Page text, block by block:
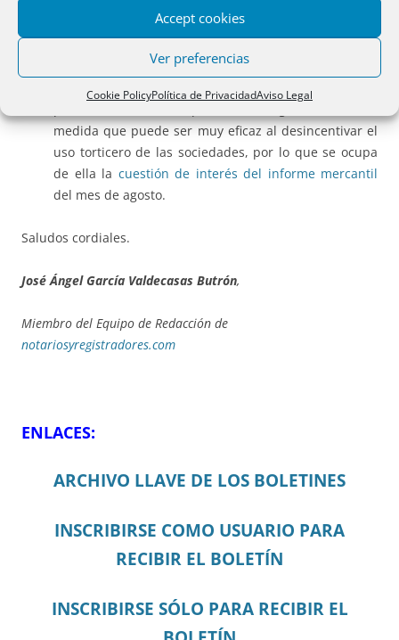
Accept cookies
Ver preferencias
Cookie PolicyPolítica de PrivacidadAviso Legal
la sociedad española se aprueba el
medidas es la de dar publicidad a la
participaciones sociales de las sociedades limitadas
medida que puede ser muy eficaz al desincentivar el
uso torticero de las sociedades, por lo que se ocupa
de ella la cuestión de interés del informe mercantil
del mes de agosto.
Saludos cordiales.
José Ángel García Valdecasas Butrón,
Miembro del Equipo de Redacción de
notariosyregistradores.com
ENLACES:
ARCHIVO LLAVE DE LOS BOLETINES
INSCRIBIRSE COMO USUARIO PARA
RECIBIR EL BOLETÍN
INSCRIBIRSE SÓLO PARA RECIBIR EL